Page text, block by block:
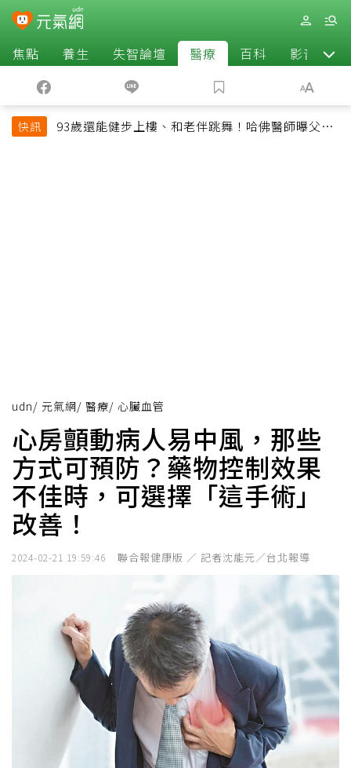
焦點 養生 失智論壇 醫療 百科 影音
快訊
93歲還能健步上樓、和老伴跳舞！哈佛醫師曝父親
udn/ 元氣網/ 醫療/ 心臟血管
心房顫動病人易中風，那些
方式可預防？藥物控制效果
不佳時，可選擇「這手術」
改善！
2024-02-21 19:59:46 聯合報健康版 ／ 記者沈能元／台北報導